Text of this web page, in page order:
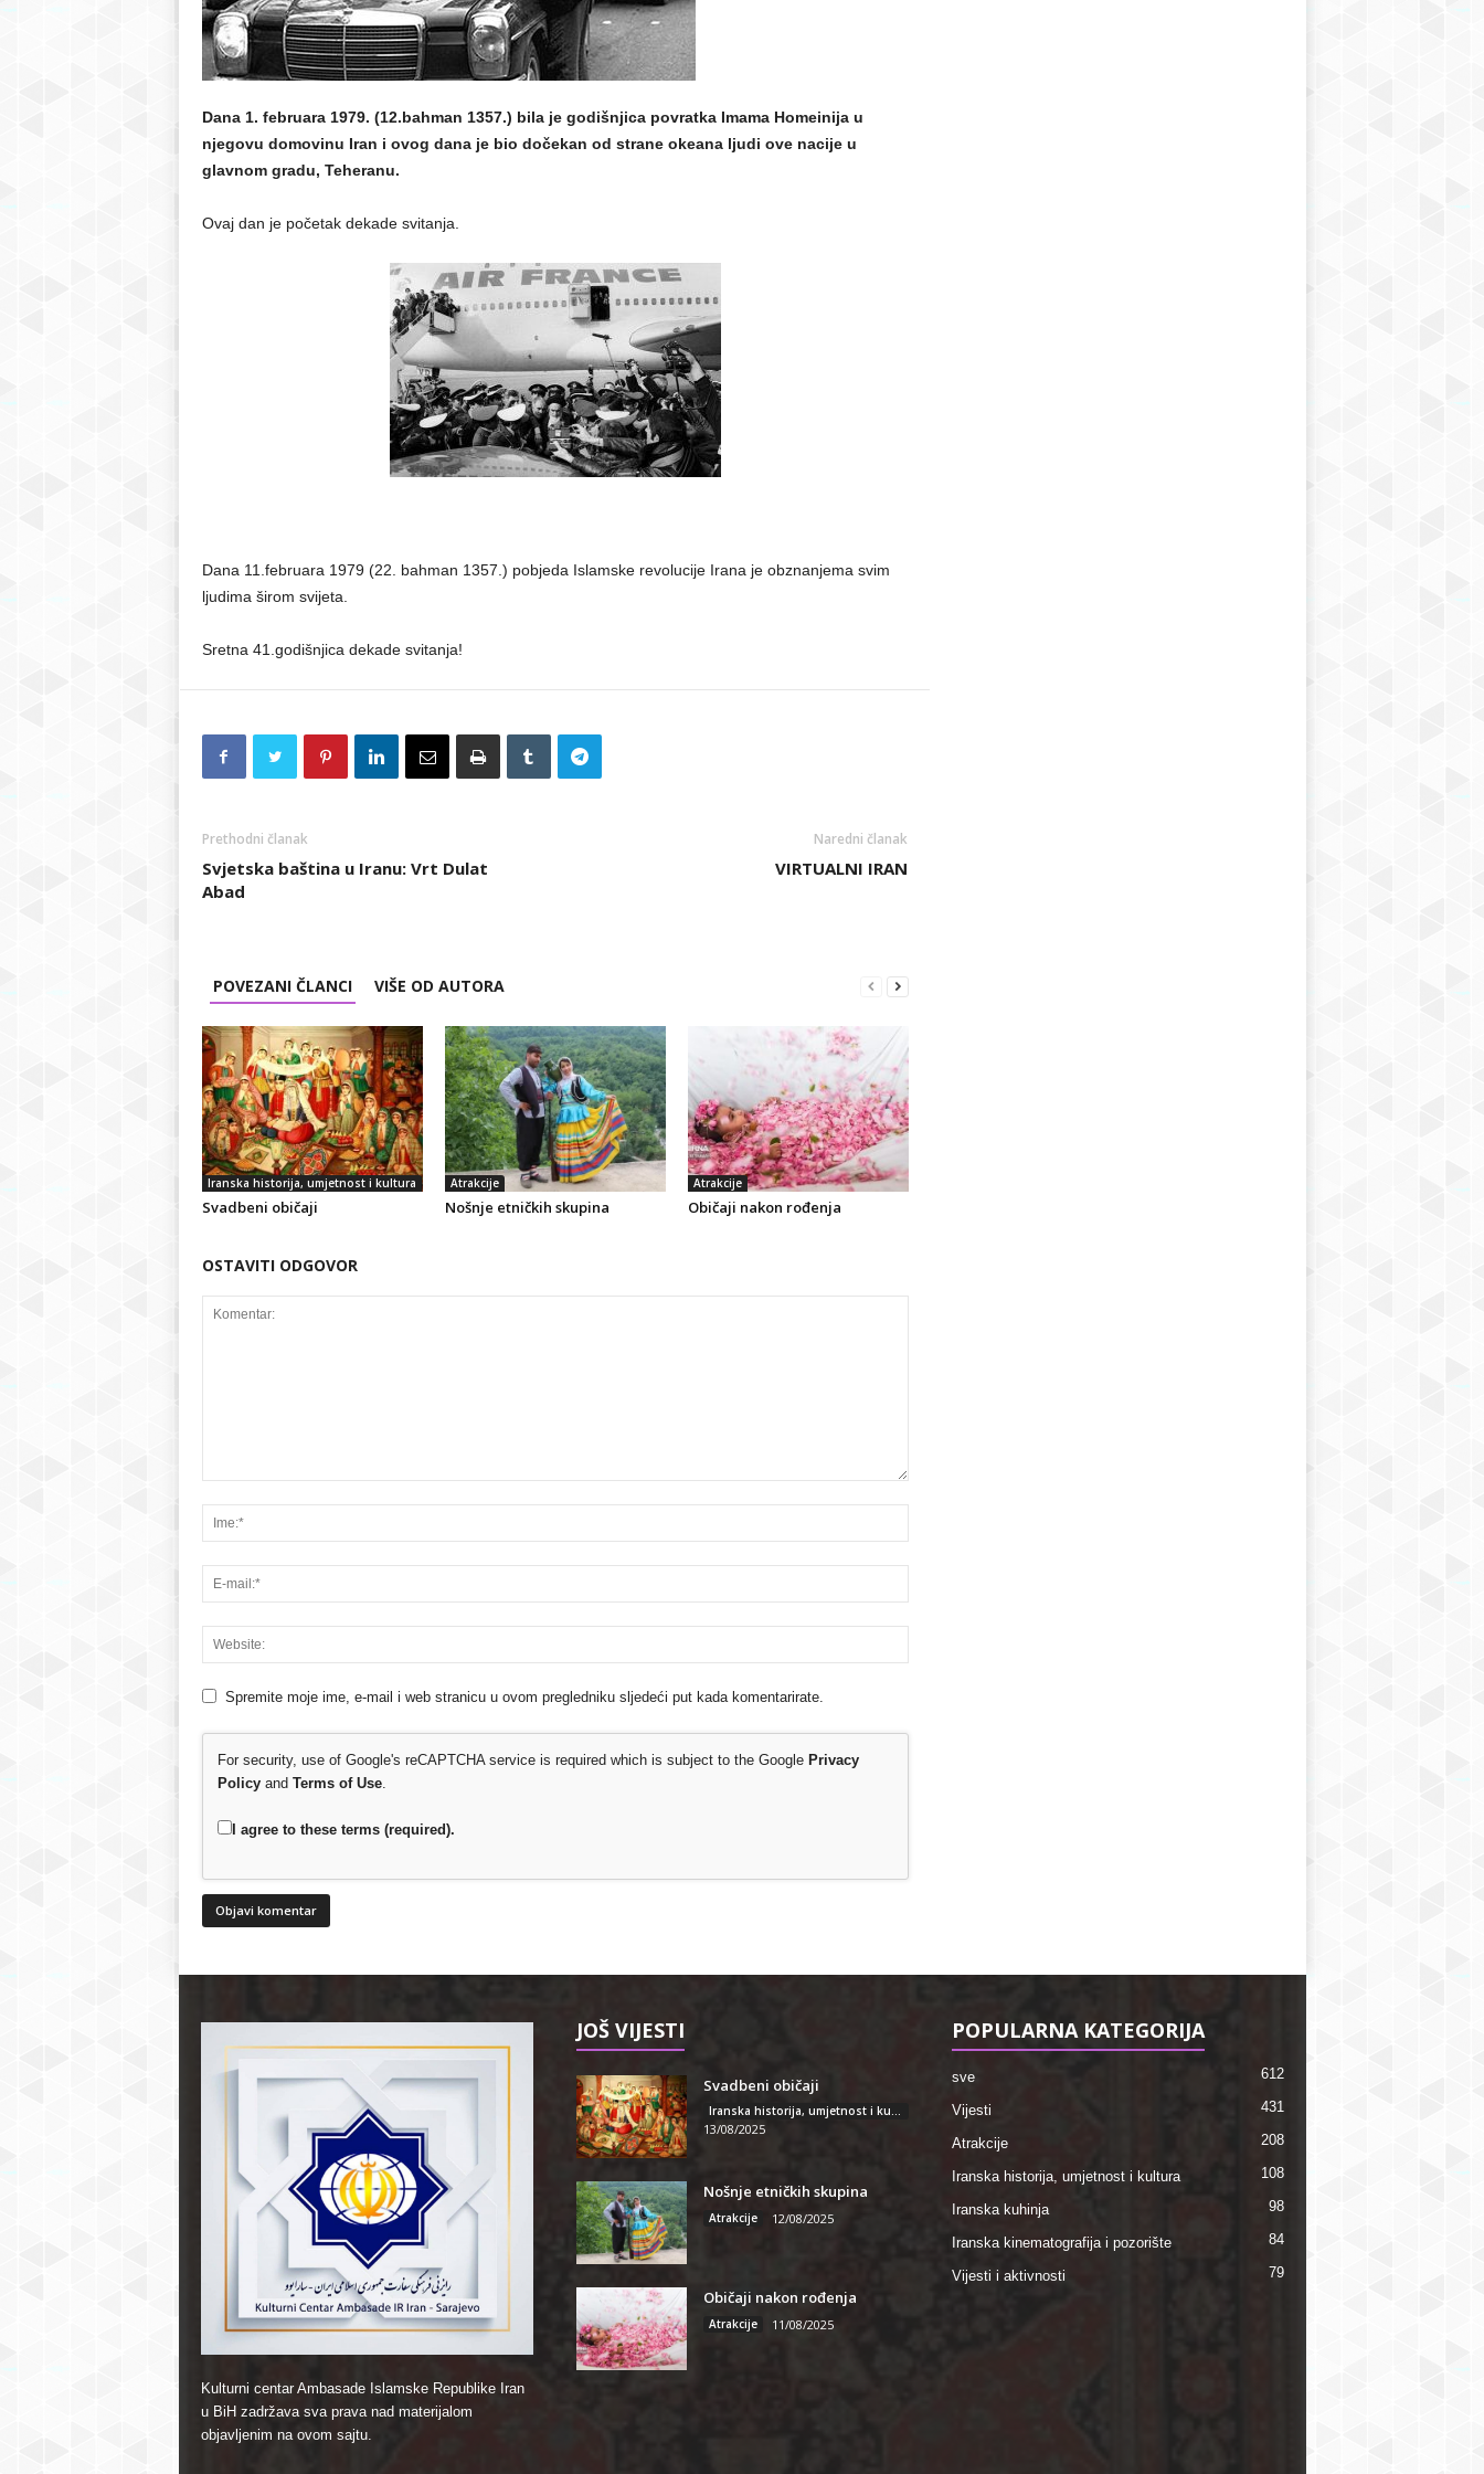
r
a
Dana 1. februara 1979. (12.bahman 1357.) bila je godišnjica povratka Imama Homeinija u
njegovu domovinu Iran i ovog dana je bio dočekan od strane okeana ljudi ove nacije u
glavnom gradu, Teheranu.
Ovaj dan je početak dekade svitanja.
Dana 11.februara 1979 (22. bahman 1357.) pobjeda Islamske revolucije Irana je obznanjema svim
ljudima širom svijeta.
Sretna 41.godišnjica dekade svitanja!
Prethodni članak
Svjetska baština u Iranu: Vrt Dulat
Abad
Naredni članak
VIRTUALNI IRAN
POVEZANI ČLANCI VIŠE OD AUTORA
Iranska historija, umjetnost i kultura
Svadbeni običaji
Atrakcije
Nošnje etničkih skupina
Atrakcije
Običaji nakon rođenja
OSTAVITI ODGOVOR
Spremite moje ime, e-mail i web stranicu u ovom pregledniku sljedeći put kada komentarirate.
For security, use of Google's reCAPTCHA service is required which is subject to the Google Privacy
Policyand Terms of Use.
I agree to these terms (required).
Kulturni centar Ambasade Islamske Republike Iran
u BiH zadržava sva prava nad materijalom
objavljenim na ovom sajtu.
JOŠ VIJESTI
Svadbeni običaji
Iranska historija, umjetnost i kultura
13/08/2025
Nošnje etničkih skupina
Atrakcije 12/08/2025
Običaji nakon rođenja
Atrakcije 11/08/2025
POPULARNA KATEGORIJA
sve 612
Vijesti 431
Atrakcije 208
Iranska historija, umjetnost i kultura 108
Iranska kuhinja 98
Iranska kinematografija i pozorište 84
Vijesti i aktivnosti 79